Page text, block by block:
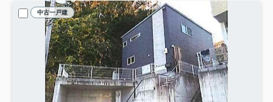
中古一戸建